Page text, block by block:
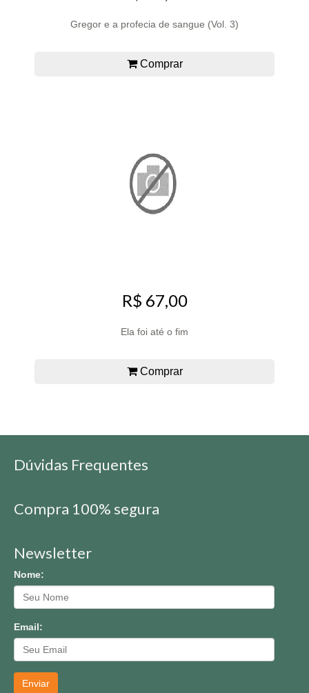
Gregor e a profecia de sangue (Vol. 3)
Comprar
R$ 67,00
Ela foi até o fim
Comprar
Dúvidas Frequentes
Compra 100% segura
Newsletter
Nome:
Email:
Enviar